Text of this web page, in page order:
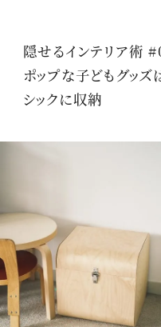
隠せるインテリア術
ポップな子どもグッズ
シックに収納